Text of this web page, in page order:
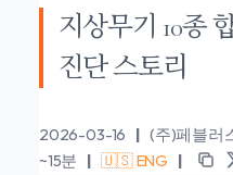
지상무기 10종
진단 스토리
2026-03-16 | (주)페블러
~15분 | 🇺🇸 ENG |